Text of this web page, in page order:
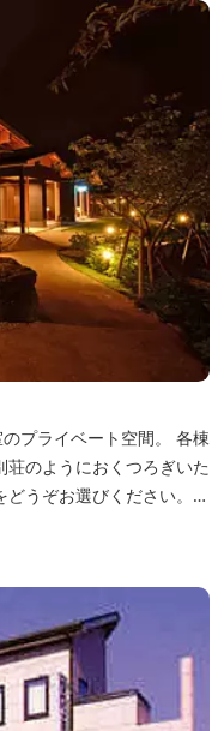
プライベート空間。 各棟
のようにおくつろぎいた
うぞお選びください。
こと それは、小さな宿な
・食・充」を満たし、皆
、心を月してお待ちし